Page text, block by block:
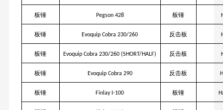
板锤 Pegson 428 板锤
板锤 Evoquip Cobra 230/260 反击板
板锤 Evoquip Cobra 230/260 (SHORT/HALF) 反击板
板锤 Evoquip Cobra 290 反击板
板锤 Finlay I-100 板锤